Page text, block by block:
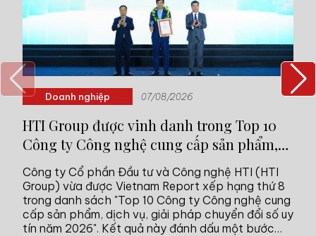
Doanh nghiệp 07/08/2026
HTI Group được vinh danh trong Top 10
Công ty Công nghệ cung cấp sản phẩm,
dịch vụ, giải pháp chuyển đổi số uy tín
năm 2026
Công ty Cổ phần Đầu tư và Công nghệ HTI (HTI
Group) vừa được Vietnam Report xếp hạng thứ 8
trong danh sách "Top 10 Công ty Công nghệ cung
cấp sản phẩm, dịch vụ, giải pháp chuyển đổi số uy
tín năm 2026". Kết quả này đánh dấu một bước